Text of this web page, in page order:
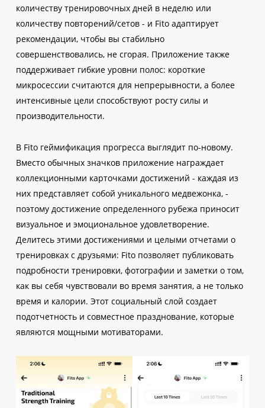
количеству тренировочных дней в неделю или
количеству повторений/сетов - и Fito адаптирует
рекомендации, чтобы вы стабильно
совершенствовались, не сгорая. Приложение также
поддерживает гибкие уровни полос: короткие
микросессии считаются для непрерывности, а более
интенсивные цели способствуют росту силы и
производительности.
В Fito геймификация прогресса выглядит по-новому.
Вместо обычных значков приложение награждает
коллекционными карточками достижений - каждая из
них представляет собой уникального медвежонка, -
поэтому достижение определенного рубежа приносит
визуальное и эмоциональное удовлетворение.
Делитесь этими достижениями и целыми отчетами о
тренировках с друзьями: Fito позволяет публиковать
подробности тренировки, фотографии и заметки о том,
как вы себя чувствовали во время занятия, а не только
время и калории. Этот социальный слой создает
подотчетность и совместное празднование, которые
являются мощными мотиваторами.